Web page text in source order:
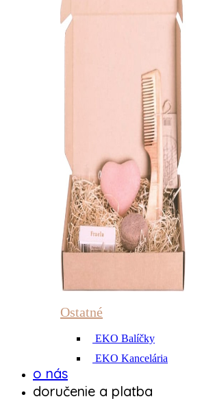
Ostatné
EKO Balíčky
EKO Kancelária
o nás
doručenie a platba